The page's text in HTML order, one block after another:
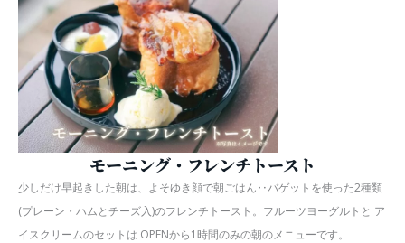
モーニング・フレンチトースト
少しだけ早起きした朝は、よそゆき顔で朝ごはん‥バゲットを使った2種類
(プレーン・ハムとチーズ入)のフレンチトースト。フルーツヨーグルトと ア
イスクリームのセットは OPENから1時間のみの朝のメニューです。